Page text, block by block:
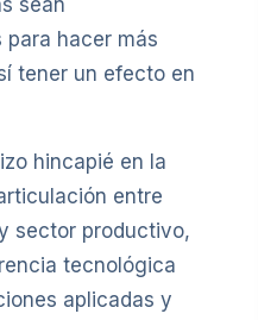
hacer más
tener un efecto en
hincapié en la
entre
sector productivo,
tecnológica
aplicadas y